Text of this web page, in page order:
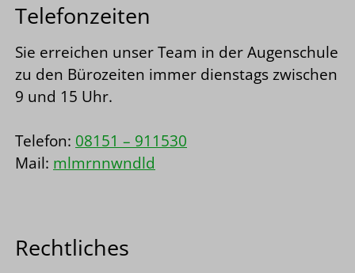
Telefonzeiten
Sie erreichen unser Team in der Augenschule
zu den Bürozeiten immer dienstags zwischen
9 und 15 Uhr.
Telefon: 08151 – 911530
Mail: mlmrnnwndld
Rechtliches